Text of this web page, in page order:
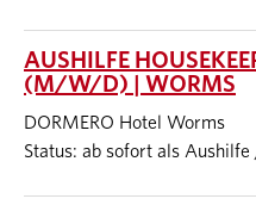
AUSHILFE
(M/W/D) | WORMS
DORMERO Hotel Worms
Status: ab sofort als